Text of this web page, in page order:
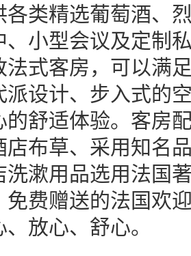
各类精选葡萄酒、
、小型会议及定制
法式客房，可以满
派设计、步入式的
的舒适体验。客房
店布草、采用知名
洗漱用品选用法国
免费赠送的法国欢
放心、舒心。